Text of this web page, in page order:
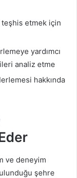
teşhis etmek için
yardımcı
analiz etme
hakkında
ve deneyim
şehre